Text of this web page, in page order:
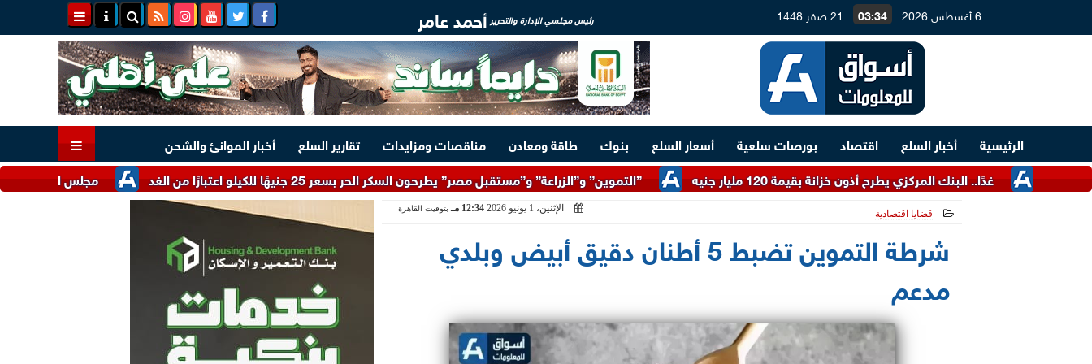
6 أغسطس 2026 03:34 21 صفر 1448 رئيس مجلسي الإدارة والتحرير أحمد عامر
الرئيسية أخبار السلع اقتصاد بورصات سلعية أسعار السلع بنوك طاقة ومعادن مناقصات ومزايدات تقارير السلع
أخبار الموانئ والشحن
مجلس الوزراء يستعرض أبرز
”التموين” و”الزراعة” و”مستقبل مصر” يطرحون السكر الحر بسعر 25 جنيهًا للكيلو اعتبارًا من الغد غدًا.. البنك المركزي يطرح أذون خزانة بقيمة 120 مليار جنيه
قضايا اقتصادية الإثنين، 1 يونيو 2026 12:34 مـ بتوقيت القاهرة
شرطة التموين تضبط 5 أطنان دقيق أبيض وبلدي
مدعم